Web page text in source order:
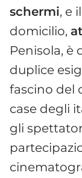
schermi, e
domicilio,
Penisola, è
duplice
fascino del
case degli
gli